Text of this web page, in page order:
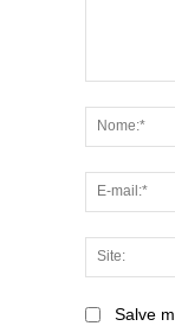
Salve